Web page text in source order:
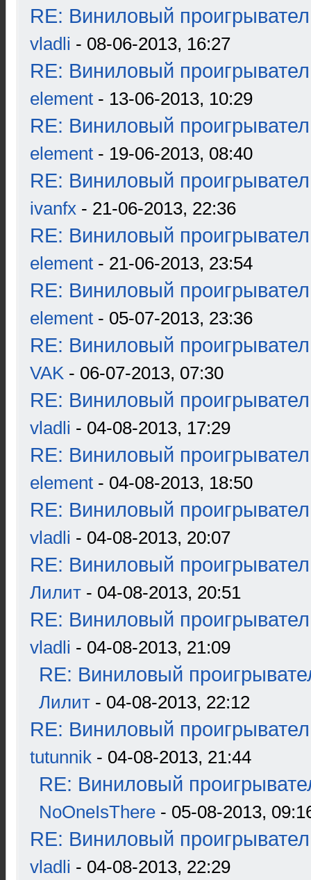
RE: Виниловый
vladli - 08-06-2013, 16:27
RE: Виниловый
element - 13-06-2013, 10:29
RE: Виниловый
element - 19-06-2013, 08:40
RE: Виниловый
ivanfx - 21-06-2013, 22:36
RE: Виниловый
element - 21-06-2013, 23:54
RE: Виниловый
element - 05-07-2013, 23:36
RE: Виниловый
VAK - 06-07-2013, 07:30
RE: Виниловый
vladli - 04-08-2013, 17:29
RE: Виниловый
element - 04-08-2013, 18:50
RE: Виниловый
vladli - 04-08-2013, 20:07
RE: Виниловый
Лилит - 04-08-2013, 20:51
RE: Виниловый
vladli - 04-08-2013, 21:09
RE: Виниловый
Лилит - 04-08-2013, 22:12
RE: Виниловый
tutunnik - 04-08-2013, 21:44
RE: Виниловый
NoOneIsThere - 05-08-2013,
RE: Виниловый
vladli - 04-08-2013, 22:29